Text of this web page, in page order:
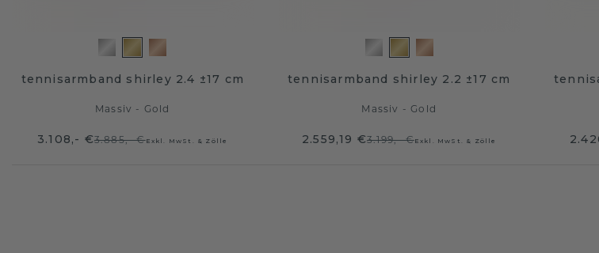
tennisarmband shirley 2.4 ±17 cm
Massiv - Gold
3.108,- €3.885,- €Exkl. MwSt. & Zölle
tennisarmband shirley 2.2 ±17 cm
Massiv - Gold
2.559,19 €3.199,- €Exkl. MwSt. & Zölle